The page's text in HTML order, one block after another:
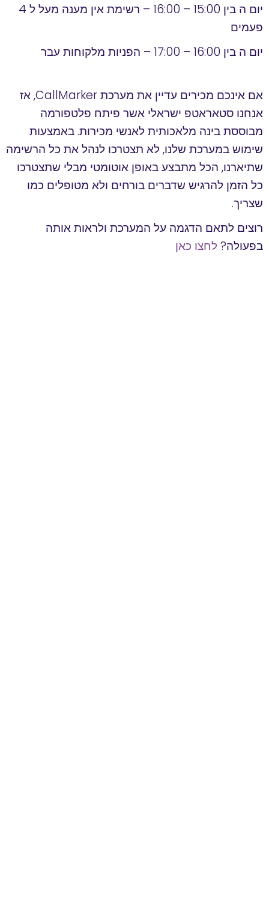
יום ה בין 15:00 – 16:00 – רשימת אין מענה מעל ל 4
פעמים
יום ה בין 16:00 – 17:00 – הפניות מלקוחות עבר
אם אינכם מכירים עדיין את מערכת CallMarker, אז
אנחנו סטאראטפ ישראלי אשר פיתח פלטפורמה
מבוססת בינה מלאכותית לאנשי מכירות. באמצעות
שימוש במערכת שלנו, לא תצטרכו לנהל את כל הרשימה
שתיארנו, הכל מתבצע באופן אוטומטי מבלי שתצטרכו
כל הזמן להרגיש שדברים בורחים ולא מטופלים כמו
שצריך.
רוצים לתאם הדגמה על המערכת ולראות אותה
בפעולה? לחצו כאן